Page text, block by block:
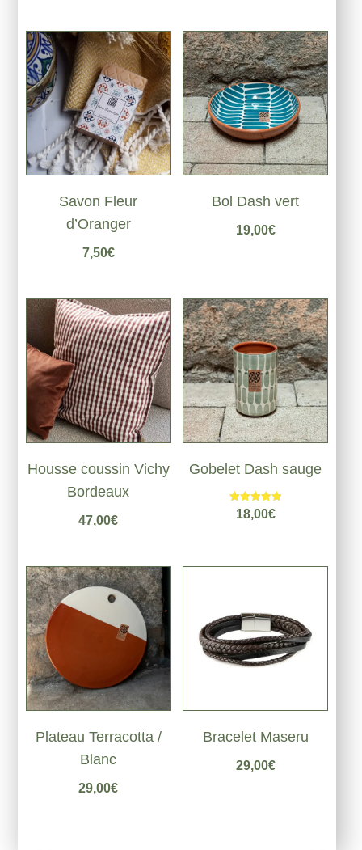
Savon Fleur
d’Oranger
7,50€
Bol Dash vert
19,00€
Housse coussin Vichy
Bordeaux
47,00€
Gobelet Dash sauge
Note
5.00
18,00€
Plateau Terracotta /
Blanc
29,00€
Bracelet Maseru
29,00€